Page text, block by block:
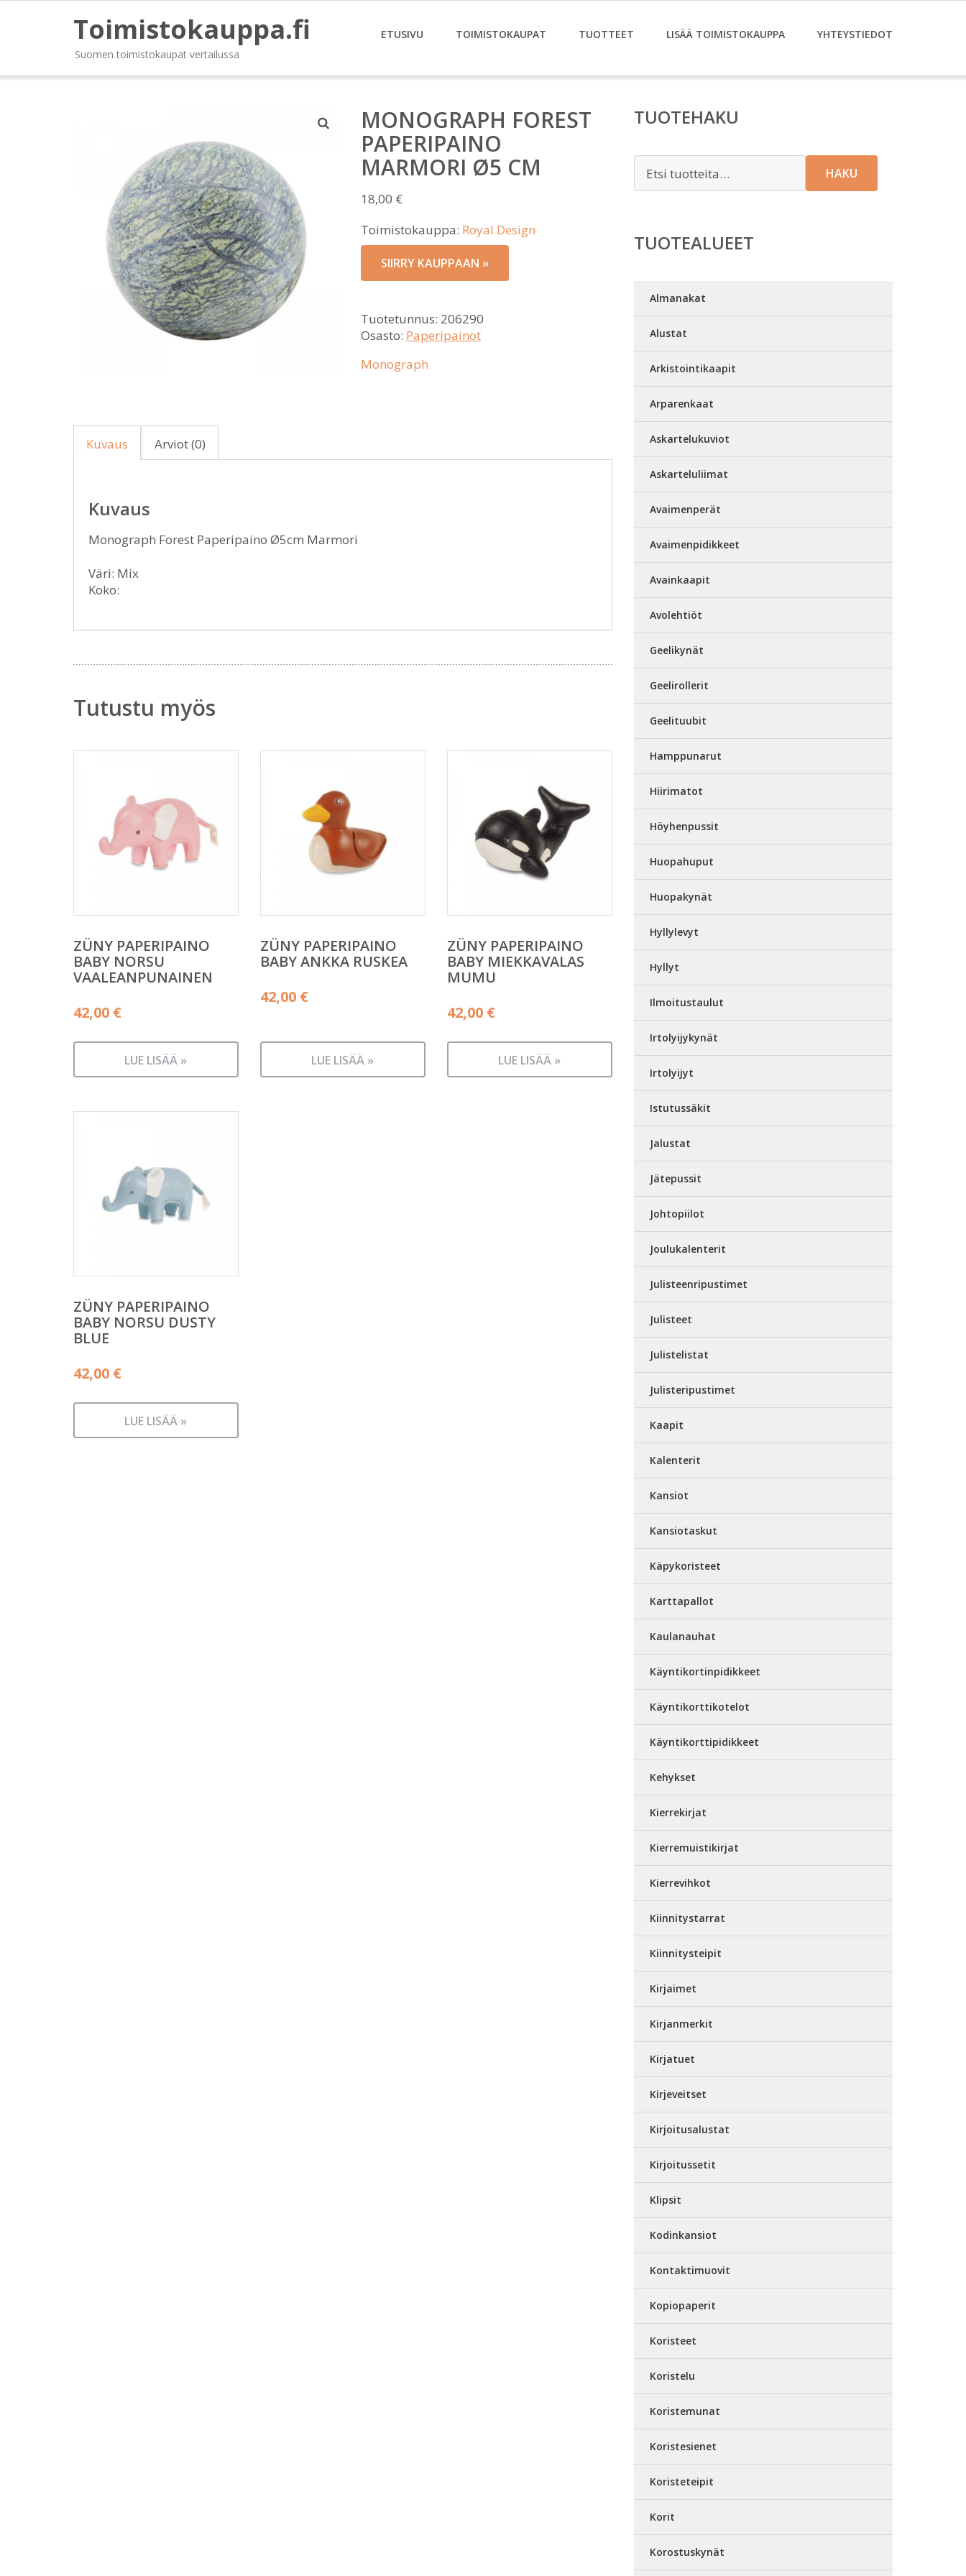
Toimistokauppa.fi
Suomen toimistokaupat vertailussa
ETUSIVU TOIMISTOKAUPAT TUOTTEET LISÄÄ TOIMISTOKAUPPA YHTEYSTIEDOT
MONOGRAPH FOREST
PAPERIPAINO
MARMORI Ø5 CM
18,00 €
Toimistokauppa: Royal Design
SIIRRY KAUPPAAN »
Tuotetunnus: 206290
Osasto: Paperipainot
Monograph
Kuvaus Arviot (0)
Kuvaus
Monograph Forest Paperipaino Ø5cm Marmori
Väri: Mix
Koko:
Tutustu myös
ZÜNY PAPERIPAINO
BABY NORSU
VAALEANPUNAINEN
42,00 €
LUE LISÄÄ »
ZÜNY PAPERIPAINO
BABY ANKKA RUSKEA
42,00 €
LUE LISÄÄ »
ZÜNY PAPERIPAINO
BABY MIEKKAVALAS
MUMU
42,00 €
LUE LISÄÄ »
ZÜNY PAPERIPAINO
BABY NORSU DUSTY
BLUE
42,00 €
LUE LISÄÄ »
TUOTEHAKU
HAKU
TUOTEALUEET
Almanakat
Alustat
Arkistointikaapit
Arparenkaat
Askartelukuviot
Askarteluliimat
Avaimenperät
Avaimenpidikkeet
Avainkaapit
Avolehtiöt
Geelikynät
Geelirollerit
Geelituubit
Hamppunarut
Hiirimatot
Höyhenpussit
Huopahuput
Huopakynät
Hyllylevyt
Hyllyt
Ilmoitustaulut
Irtolyijykynät
Irtolyijyt
Istutussäkit
Jalustat
Jätepussit
Johtopiilot
Joulukalenterit
Julisteenripustimet
Julisteet
Julistelistat
Julisteripustimet
Kaapit
Kalenterit
Kansiot
Kansiotaskut
Käpykoristeet
Karttapallot
Kaulanauhat
Käyntikortinpidikkeet
Käyntikorttikotelot
Käyntikorttipidikkeet
Kehykset
Kierrekirjat
Kierremuistikirjat
Kierrevihkot
Kiinnitystarrat
Kiinnitysteipit
Kirjaimet
Kirjanmerkit
Kirjatuet
Kirjeveitset
Kirjoitusalustat
Kirjoitussetit
Klipsit
Kodinkansiot
Kontaktimuovit
Kopiopaperit
Koristeet
Koristelu
Koristemunat
Koristesienet
Koristeteipit
Korit
Korostuskynät